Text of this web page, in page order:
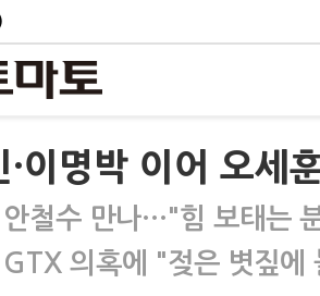
·이명박 이어 오세
철수 만나…"힘 보태는
의혹에 "젖은 볏짚에